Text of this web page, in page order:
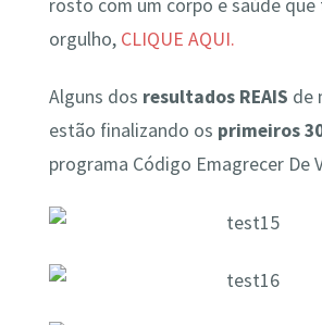
rosto com um corpo e saúde que
orgulho, CLIQUE AQUI.
Alguns dos resultados REAIS de
estão finalizando os primeiros
programa Código Emagrecer De